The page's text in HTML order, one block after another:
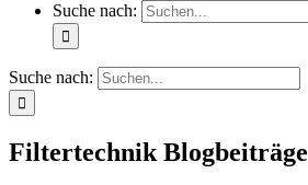
Suche nach:
Suche nach:
Filtertechnik Blogbeiträge